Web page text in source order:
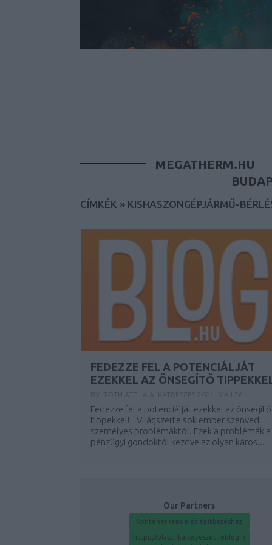
MEGATHERM.HU
CÍMKÉK » KISHASZONGÉPJÁRMŰ-
FEDEZZE FEL A POTENCIÁLJÁT
EZEKKEL AZ ÖNSEGÍTŐ
Fedezze fel a potenciálját ezekkel az önsegítő
tippekkel! Világszerte sok ember szenved
személyes problémáktól. Ezek a problémák a
pénzügyi gondoktól kezdve az olyan káros...
Our Partners
Konténer rendelés építkezéshez
https://plasztikaisebeszet.reblog.h